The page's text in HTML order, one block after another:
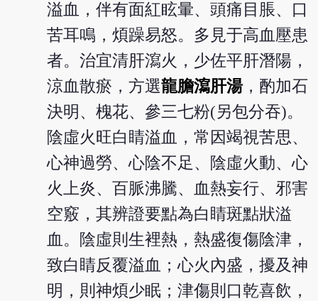
溢血，伴有面紅眩暈、頭痛目脹、口
苦耳鳴，煩躁易怒。多見于高血壓患
者。治宜清肝瀉火，少佐平肝潛陽，
涼血散瘀，方選龍膽瀉肝湯，酌加石
決明、槐花、參三七粉(另包分吞)。
陰虛火旺白睛溢血，常因竭視苦思、
心神過勞、心陰不足、陰虛火動、心
火上炎、百脈沸騰、血熱妄行、邪害
空竅，其辨證要點為白睛斑點狀溢
血。陰虛則生裡熱，熱盛復傷陰津，
致白睛反覆溢血；心火內盛，擾及神
明，則神煩少眠；津傷則口乾喜飲，